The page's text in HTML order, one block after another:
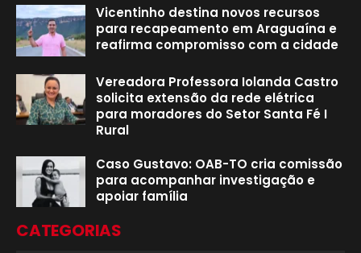
Vicentinho destina novos recursos
para recapeamento em Araguaína e
reafirma compromisso com a cidade
Vereadora Professora Iolanda Castro
solicita extensão da rede elétrica
para moradores do Setor Santa Fé I
Rural
Caso Gustavo: OAB-TO cria comissão
para acompanhar investigação e
apoiar família
CATEGORIAS